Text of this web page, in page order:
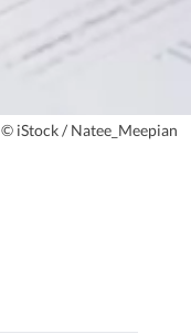
© iStock / Natee_Meepian